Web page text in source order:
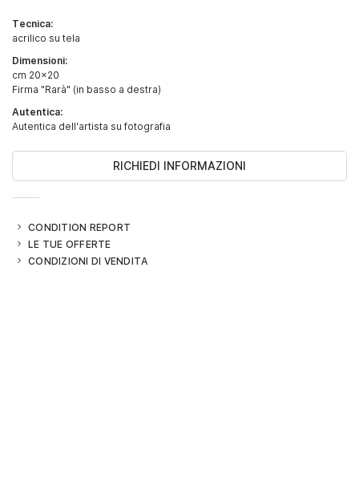
Tecnica:
acrilico su tela
Dimensioni:
cm 20x20
Firma "Rarà" (in basso a destra)
Autentica:
Autentica dell'artista su fotografia
RICHIEDI INFORMAZIONI
CONDITION REPORT
LE TUE OFFERTE
CONDIZIONI DI VENDITA